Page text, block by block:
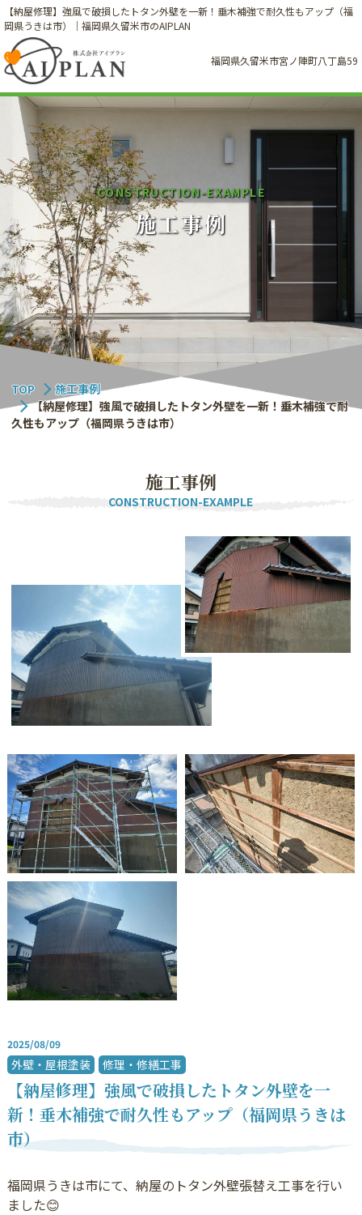
【納屋修理】強風で破損したトタン外壁を一新！垂木補強で耐久性もアップ（福
岡県うきは市）｜福岡県久留米市のAIPLAN
福岡県久留米市宮ノ陣町八丁島59
CONSTRUCTION-EXAMPLE
施工事例
TOP
施工事例
【納屋修理】強風で破損したトタン外壁を一新！垂木補強で耐
久性もアップ（福岡県うきは市）
施工事例
CONSTRUCTION-EXAMPLE
2025/08/09
外壁・屋根塗装 修理・修繕工事
【納屋修理】強風で破損したトタン外壁を一
新！垂木補強で耐久性もアップ（福岡県うきは
市）
福岡県うきは市にて、納屋のトタン外壁張替え工事を行い
ました😊